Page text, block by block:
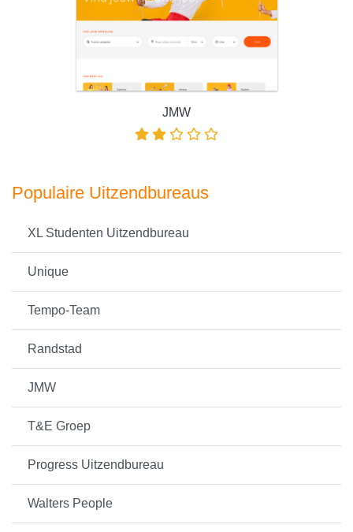
JMW
Populaire Uitzendbureaus
XL Studenten Uitzendbureau
Unique
Tempo-Team
Randstad
JMW
T&E Groep
Progress Uitzendbureau
Walters People